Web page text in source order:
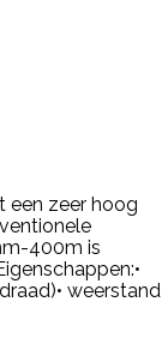
een zeer hoog
400m is
weerstand